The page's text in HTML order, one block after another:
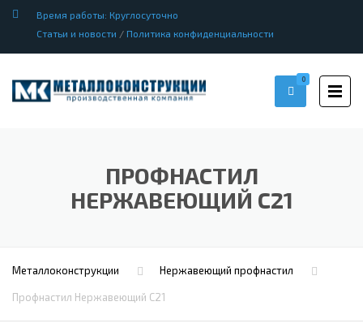
Время работы: Круглосуточно
Статьи и новости / Политика конфиденциальности
0
ПРОФНАСТИЛ
HЕРЖАВЕЮЩИЙ С21
Металлоконструкции Нержавеющий профнастил
Профнастил Hержавеющий С21